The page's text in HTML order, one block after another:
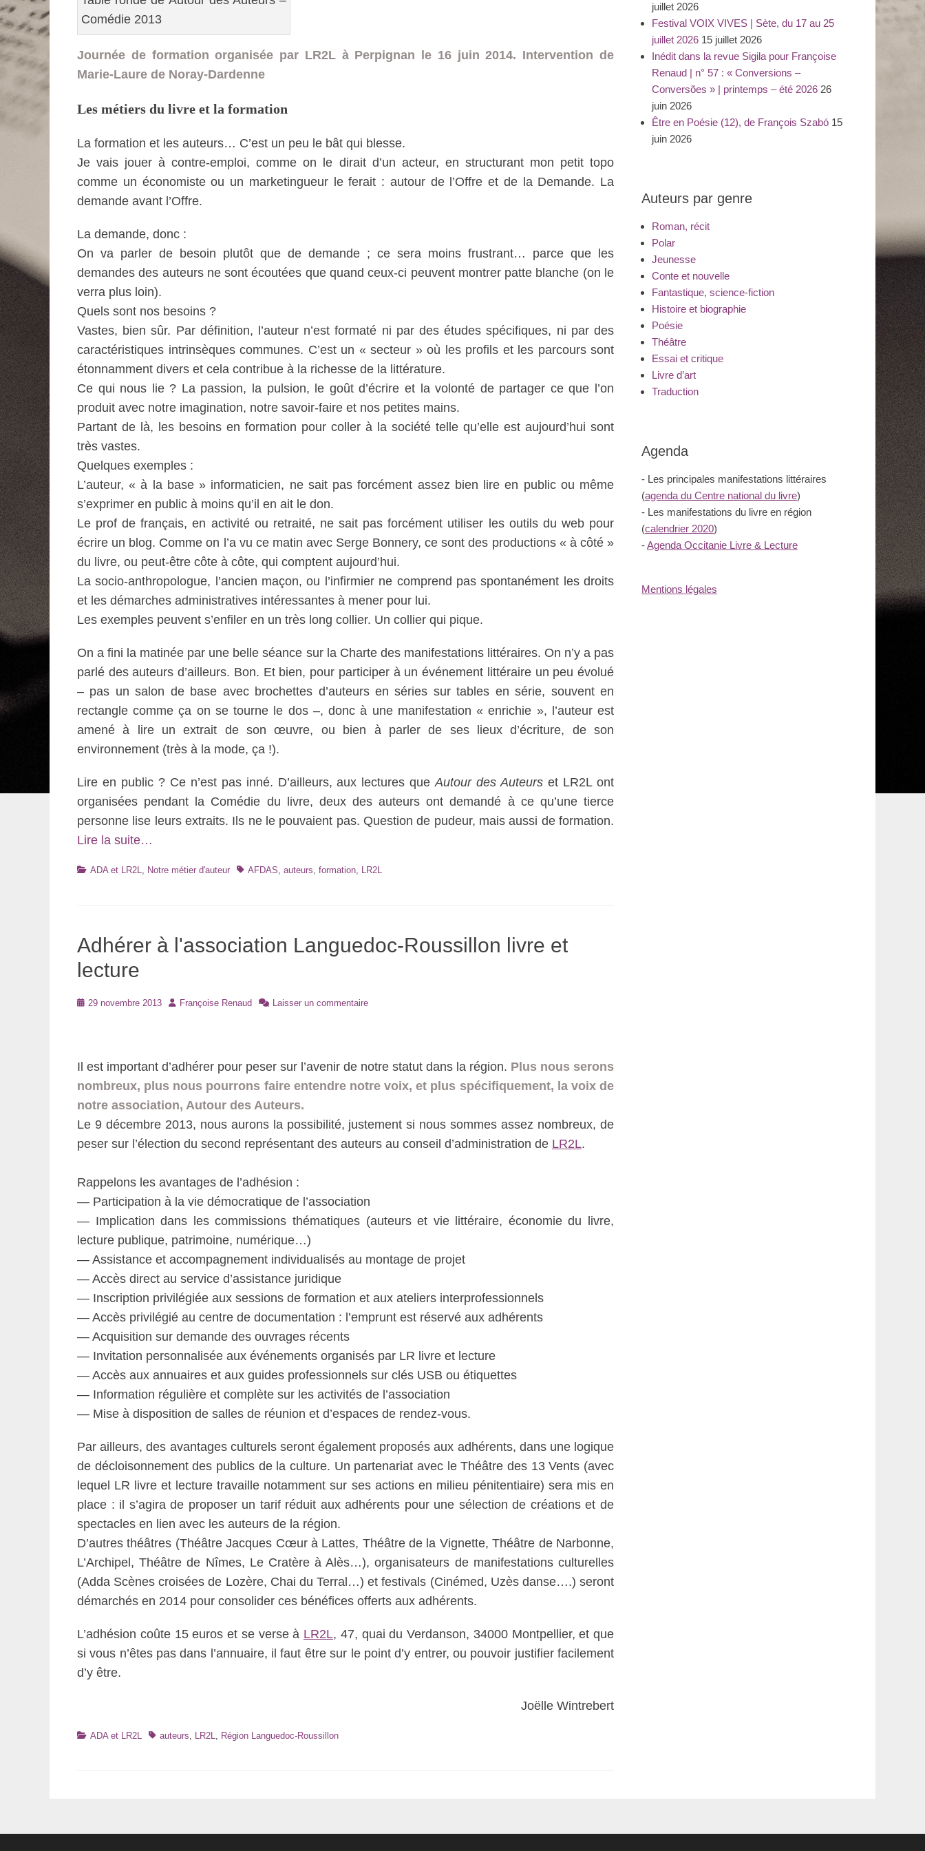
Comédie 2013
Journée de formation organisée par LR2L à Perpignan le 16 juin 2014. Intervention de
Marie-Laure de Noray-Dardenne
Les métiers du livre et la formation
La formation et les auteurs… C’est un peu le bât qui blesse.
Je vais jouer à contre-emploi, comme on le dirait d’un acteur, en structurant mon petit topo
comme un économiste ou un marketingueur le ferait : autour de l’Offre et de la Demande. La
demande avant l’Offre.
La demande, donc :
On va parler de besoin plutôt que de demande ; ce sera moins frustrant… parce que les
demandes des auteurs ne sont écoutées que quand ceux-ci peuvent montrer patte blanche (on le
verra plus loin).
Quels sont nos besoins ?
Vastes, bien sûr. Par définition, l’auteur n’est formaté ni par des études spécifiques, ni par des
caractéristiques intrinsèques communes. C’est un « secteur » où les profils et les parcours sont
étonnamment divers et cela contribue à la richesse de la littérature.
Ce qui nous lie ? La passion, la pulsion, le goût d’écrire et la volonté de partager ce que l’on
produit avec notre imagination, notre savoir-faire et nos petites mains.
Partant de là, les besoins en formation pour coller à la société telle qu’elle est aujourd’hui sont
très vastes.
Quelques exemples :
L’auteur, « à la base » informaticien, ne sait pas forcément assez bien lire en public ou même
s’exprimer en public à moins qu’il en ait le don.
Le prof de français, en activité ou retraité, ne sait pas forcément utiliser les outils du web pour
écrire un blog. Comme on l’a vu ce matin avec Serge Bonnery, ce sont des productions « à côté »
du livre, ou peut-être côte à côte, qui comptent aujourd’hui.
La socio-anthropologue, l’ancien maçon, ou l’infirmier ne comprend pas spontanément les droits
et les démarches administratives intéressantes à mener pour lui.
Les exemples peuvent s’enfiler en un très long collier. Un collier qui pique.
On a fini la matinée par une belle séance sur la Charte des manifestations littéraires. On n’y a pas
parlé des auteurs d’ailleurs. Bon. Et bien, pour participer à un événement littéraire un peu évolué
– pas un salon de base avec brochettes d’auteurs en séries sur tables en série, souvent en
rectangle comme ça on se tourne le dos –, donc à une manifestation « enrichie », l’auteur est
amené à lire un extrait de son œuvre, ou bien à parler de ses lieux d’écriture, de son
environnement (très à la mode, ça !).
Lire en public ? Ce n’est pas inné. D’ailleurs, aux lectures queAutour des Auteurs et LR2L ont
organisées pendant la Comédie du livre, deux des auteurs ont demandé à ce qu’une tierce
personne lise leurs extraits. Ils ne le pouvaient pas. Question de pudeur, mais aussi de formation.
Lire la suite…
Catégories
ADA et LR2L, Notre métier d'auteur TagsAFDAS, auteurs, formation, LR2L
Adhérer à l'association Languedoc-Roussillon livre et
lecture
Posté29 novembre 2013 AuteurFrançoise Renaud Laisser un commentaire
Il est important d’adhérer pour peser sur l’avenir de notre statut dans la région. Plus nous serons
nombreux, plus nous pourrons faire entendre notre voix, et plus spécifiquement, la voix de
notre association, Autour des Auteurs.
Le 9 décembre 2013, nous aurons la possibilité, justement si nous sommes assez nombreux, de
peser sur l’élection du second représentant des auteurs au conseil d’administration de LR2L.
Rappelons les avantages de l’adhésion :
— Participation à la vie démocratique de l’association
— Implication dans les commissions thématiques (auteurs et vie littéraire, économie du livre,
lecture publique, patrimoine, numérique…)
— Assistance et accompagnement individualisés au montage de projet
— Accès direct au service d’assistance juridique
— Inscription privilégiée aux sessions de formation et aux ateliers interprofessionnels
— Accès privilégié au centre de documentation : l’emprunt est réservé aux adhérents
— Acquisition sur demande des ouvrages récents
— Invitation personnalisée aux événements organisés par LR livre et lecture
— Accès aux annuaires et aux guides professionnels sur clés USB ou étiquettes
— Information régulière et complète sur les activités de l’association
— Mise à disposition de salles de réunion et d’espaces de rendez-vous.
Par ailleurs, des avantages culturels seront également proposés aux adhérents, dans une logique
de décloisonnement des publics de la culture. Un partenariat avec le Théâtre des 13 Vents (avec
lequel LR livre et lecture travaille notamment sur ses actions en milieu pénitentiaire) sera mis en
place : il s’agira de proposer un tarif réduit aux adhérents pour une sélection de créations et de
spectacles en lien avec les auteurs de la région.
D’autres théâtres (Théâtre Jacques Cœur à Lattes, Théâtre de la Vignette, Théâtre de Narbonne,
L’Archipel, Théâtre de Nîmes, Le Cratère à Alès…), organisateurs de manifestations culturelles
(Adda Scènes croisées de Lozère, Chai du Terral…) et festivals (Cinémed, Uzès danse….) seront
démarchés en 2014 pour consolider ces bénéfices offerts aux adhérents.
L’adhésion coûte 15 euros et se verse à LR2L, 47, quai du Verdanson, 34000 Montpellier, et que
si vous n’êtes pas dans l’annuaire, il faut être sur le point d’y entrer, ou pouvoir justifier facilement
d’y être.
Joëlle Wintrebert
Catégories
ADA et LR2L Tagsauteurs, LR2L, Région Languedoc-Roussillon
juillet 2026
Festival VOIX VIVES | Sète, du 17 au 25
juillet 2026 15 juillet 2026
Inédit dans la revue Sigila pour Françoise
Renaud | n° 57 : « Conversions –
Conversões » | printemps – été 2026 26
juin 2026
Être en Poésie (12), de François Szabó 15
juin 2026
Auteurs par genre
Roman, récit
Polar
Jeunesse
Conte et nouvelle
Fantastique, science-fiction
Histoire et biographie
Poésie
Théâtre
Essai et critique
Livre d’art
Traduction
Agenda
- Les principales manifestations littéraires
(agenda du Centre national du livre)
- Les manifestations du livre en région
(calendrier 2020)
-Agenda Occitanie Livre & Lecture
Mentions légales